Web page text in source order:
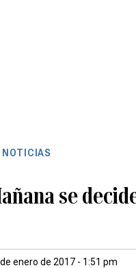
NOTICIAS
se
enero de 2017 - 1:51 pm